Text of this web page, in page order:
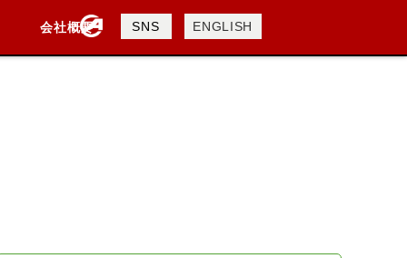
会社概要
会社概要
採用情報
SNS ENGLISH